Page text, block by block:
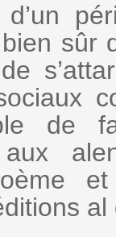
sûr
de
aux
al